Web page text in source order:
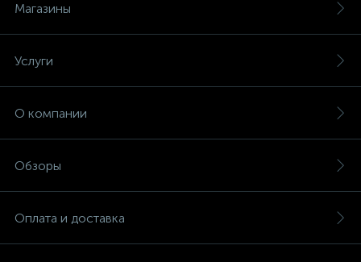
Магазины
Услуги
О компании
Обзоры
Оплата и доставка